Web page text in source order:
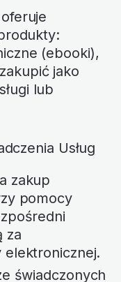
(ebooki),
jako
lub
Usług
zakup
pomocy
za
świadczonych